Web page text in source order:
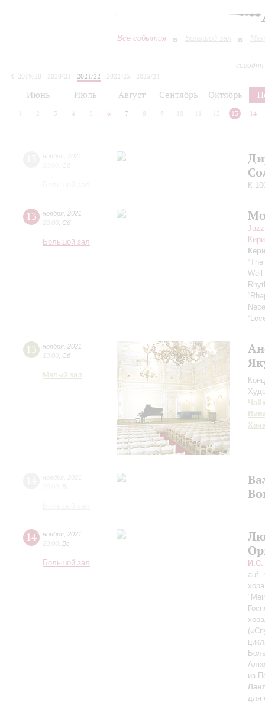
Все события Большой зал
2019/20
2020/21 2021/22 2022/23
2023/24
Июнь Июль Август Сентябрь Октябрь
2 3 4 5 6 7 8 9 10 12 13 14
К
13 ноября 2021
20:00 Сб
Большой зал
Well
13 ноября 2021
19:00 Сб
Малый зал
14 ноября 2021
20:00 Вс
Большой зал
И.С.
auf,
из
для